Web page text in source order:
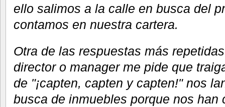
ello salimos a la calle en busca del
contamos en nuestra cartera.
Otra de las respuestas más
director o manager me pide que
de "¡capten, capten y capten!" nos
busca de inmuebles porque nos han